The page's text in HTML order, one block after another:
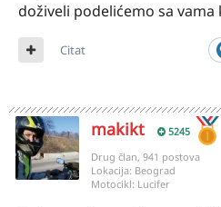
doživeli podelićemo sa vama
Citat
makikt 5245
Drug član, 941 postova
Lokacija: Beograd
Motocikl: Lucifer